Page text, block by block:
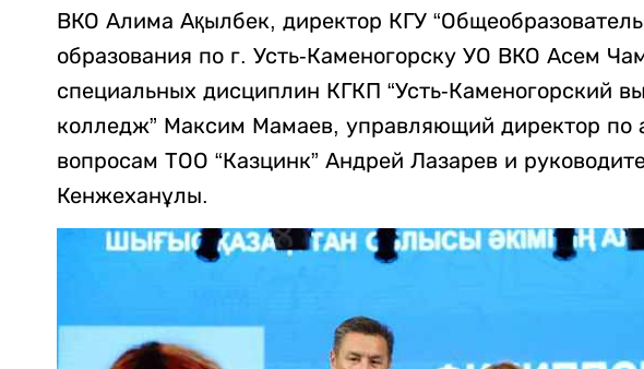
ВКО Алима Ақылбек, директор КГУ
образования по г. Усть-Каменогорску УО ВКО Асем
специальных дисциплин КГКП “Усть-Каменогорский
колледж” Максим Мамаев, управляющий директор по
вопросам ТОО “Казцинк” Андрей Лазарев и
Кенжеханұлы.